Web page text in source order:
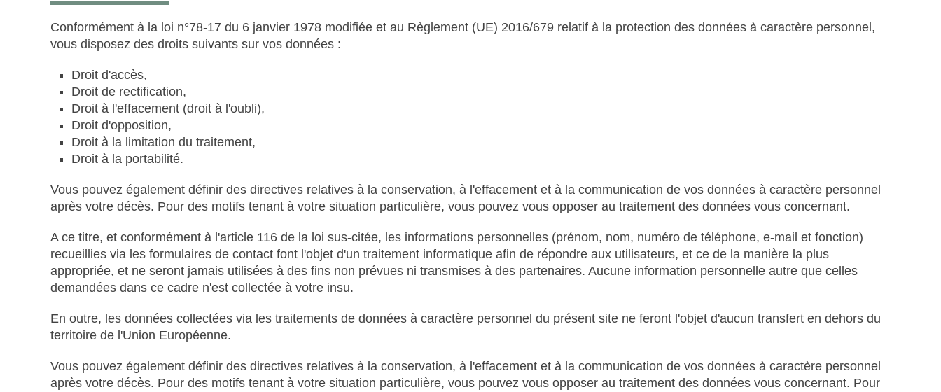
Conformément à la loi n°78-17 du 6 janvier 1978 modifiée et au Règlement (UE) 2016/679 relatif à la protection des données à caractère personnel,
vous disposez des droits suivants sur vos données :
Droit d'accès,
Droit de rectification,
Droit à l'effacement (droit à l'oubli),
Droit d'opposition,
Droit à la limitation du traitement,
Droit à la portabilité.
Vous pouvez également définir des directives relatives à la conservation, à l'effacement et à la communication de vos données à caractère personnel
après votre décès. Pour des motifs tenant à votre situation particulière, vous pouvez vous opposer au traitement des données vous concernant.
A ce titre, et conformément à l'article 116 de la loi sus-citée, les informations personnelles (prénom, nom, numéro de téléphone, e-mail et fonction)
recueillies via les formulaires de contact font l'objet d'un traitement informatique afin de répondre aux utilisateurs, et ce de la manière la plus
appropriée, et ne seront jamais utilisées à des fins non prévues ni transmises à des partenaires. Aucune information personnelle autre que celles
demandées dans ce cadre n'est collectée à votre insu.
En outre, les données collectées via les traitements de données à caractère personnel du présent site ne feront l'objet d'aucun transfert en dehors du
territoire de l'Union Européenne.
Vous pouvez également définir des directives relatives à la conservation, à l'effacement et à la communication de vos données à caractère personnel
après votre décès. Pour des motifs tenant à votre situation particulière, vous pouvez vous opposer au traitement des données vous concernant. Pour